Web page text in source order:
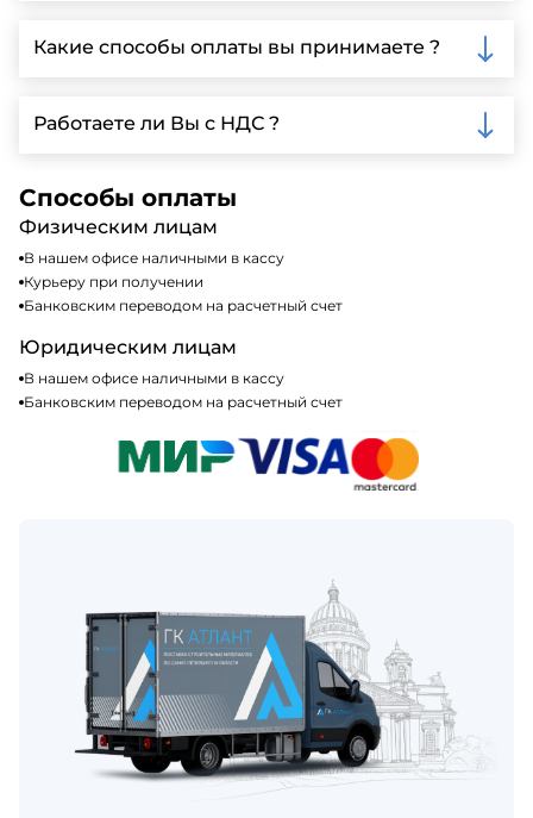
Ленинградской области, у нас собственный
автопарк, для обеспечения быстрой и надежной
Какие способы оплаты вы принимаете ?
включая наличные, банковские переводы,
кредитные карты. Подробную информацию о
Работаете ли Вы с НДС ?
налогообложения, т.е с НДС 20%
Способы оплаты
Физическим лицам
В нашем офисе наличными в кассу
Курьеру при получении
Банковским переводом на расчетный счет
Юридическим лицам
В нашем офисе наличными в кассу
Банковским переводом на расчетный счет